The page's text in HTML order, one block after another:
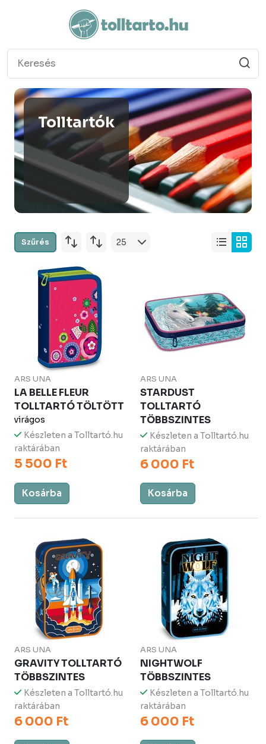
Tolltartók
Szűrés
ARS UNA
LA BELLE FLEUR
TOLLTARTÓ TÖLTÖTT
virágos
Készleten a Tolltartó.hu
raktárában
5 500 Ft
Kosárba
ARS UNA
STARDUST
TOLLTARTÓ
TÖBBSZINTES
Készleten a Tolltartó.hu
raktárában
6 000 Ft
Kosárba
ARS UNA
GRAVITY TOLLTARTÓ
TÖBBSZINTES
Készleten a Tolltartó.hu
raktárában
6 000 Ft
ARS UNA
NIGHTWOLF
TÖBBSZINTES
Készleten a Tolltartó.hu
raktárában
6 000 Ft